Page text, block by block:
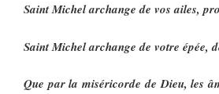
Saint Michel archange de vos ailes,
Saint Michel archange de votre épée,
Que par la miséricorde de Dieu, les